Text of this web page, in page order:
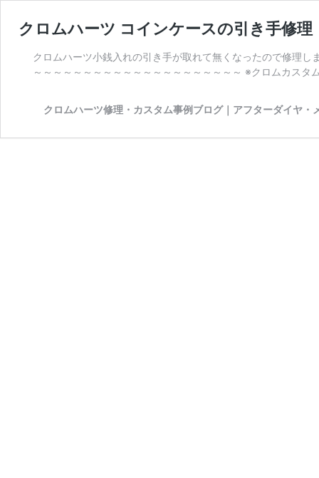
クロムハーツ コインケースの引き手修理
クロムハーツ小銭入れの引き手が取れて無くなったので修理
～～～～～～～～～～～～～～～～～～～～～ ※クロムカス
クロムハーツ修理・カスタム事例ブログ｜アフターダイヤ